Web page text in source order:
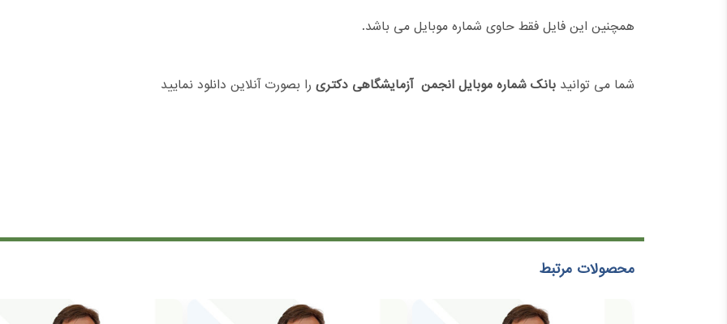
همچنین این فایل فقط حاوی شماره موبایل می باشد.
شما می توانید بانک شماره موبایل انجمن آزمایشگاهی دکتری را بصورت آنلاین دانلود نمایید
محصولات مرتبط